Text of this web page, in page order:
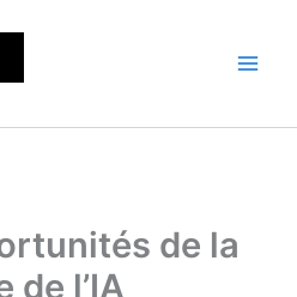
de la
de l’IA